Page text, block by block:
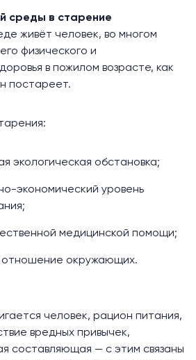
среды в старение
живёт человек, во многом
физического и
в пожилом возрасте, как
постареет.
экологическая обстановка;
экономический уровень
медицинской помощи;
отношение окружающих.
человек, рацион питания,
вредных привычек,
составляющая — с этим связаны